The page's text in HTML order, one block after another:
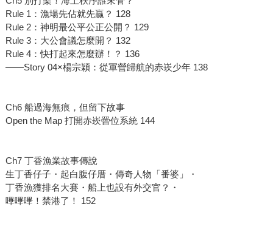
Rule 1：漁場先佔就先贏？ 128
Rule 2：神明最公平公正公開？ 129
Rule 3：大公會議怎麼開？ 132
Rule 4：快打起來怎麼辦！？ 136
——Story 04×楊宗穎：從軍營歸航的赤崁少年 138
Ch6 船過海無痕，但留下故事
Open the Map 打開赤崁罾位系統 144
Ch7 丁香漁業故事傳說
生丁香仔子・起白腹仔厝・傳奇人物「番婆」・
丁香漁獲排名大賽・船上也設有外交官？・
嗶嗶嗶！禁港了！ 152